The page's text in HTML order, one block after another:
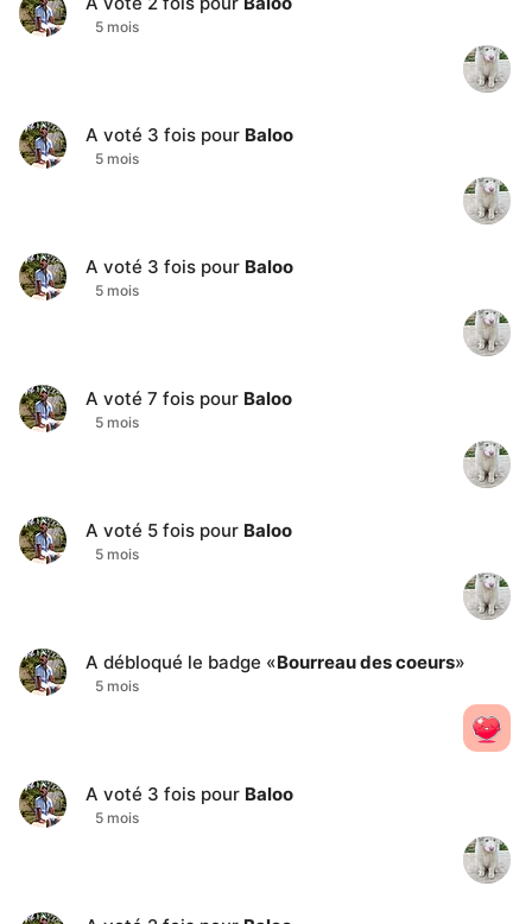
5 mois
A voté 3 fois pour Baloo
5 mois
A voté 3 fois pour Baloo
5 mois
A voté 7 fois pour Baloo
5 mois
A voté 5 fois pour Baloo
5 mois
A débloqué le badge «Bourreau des coeurs»
5 mois
A voté 3 fois pour Baloo
5 mois